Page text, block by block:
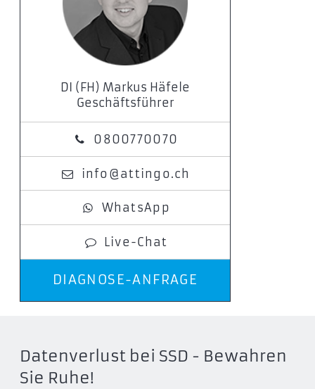
DI (FH) Markus Häfele
Geschäftsführer
0800770070
info@attingo.ch
WhatsApp
Live-Chat
DIAGNOSE-ANFRAGE
Datenverlust bei SSD - Bewahren
Sie Ruhe!